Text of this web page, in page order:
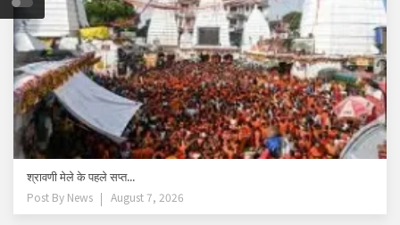
श्रावणी मेले के पहले सप्त...
Post By News August 7, 2026